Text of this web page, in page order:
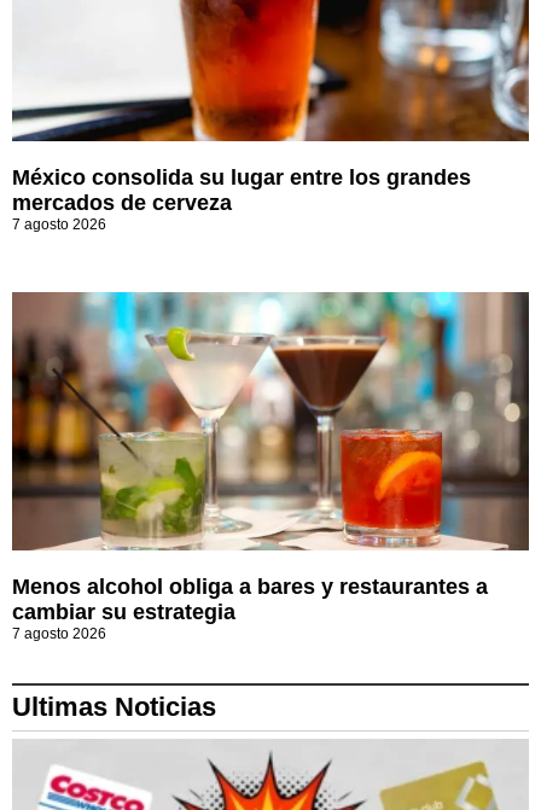
México consolida su lugar entre los grandes
mercados de cerveza
7 agosto 2026
Menos alcohol obliga a bares y restaurantes a
cambiar su estrategia
7 agosto 2026
Ultimas Noticias